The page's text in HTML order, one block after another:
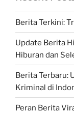
Berita Terkini:
Update Berita
Hiburan dan
Berita Terbaru:
Kriminal di
Peran Berita